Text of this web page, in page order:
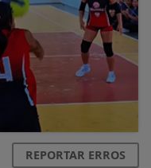
REPORTAR ERROS